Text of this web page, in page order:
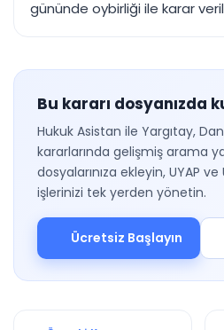
gününde oybirliği ile karar
Bu kararı dosyanızda
Hukuk Asistan ile Yargıtay,
kararlarında gelişmiş arama
dosyalarınıza ekleyin, UYAP
işlerinizi tek yerden yönetin.
Ücretsiz Başlayın